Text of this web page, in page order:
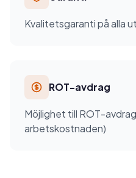
Kvalitetsgaranti på alla
ROT-avdrag
Möjlighet till ROT-
arbetskostnaden)